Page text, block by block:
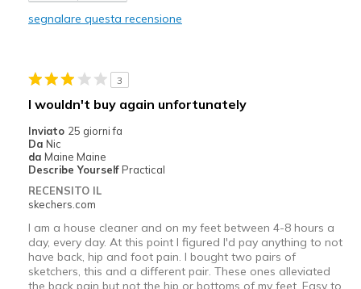
Going Out
Sizing
Feels true to size
View On Shoes
Shoes are for Wearing
segnalare questa recensione
3
I wouldn't buy again unfortunately
Inviato 25 giorni fa
Da Nic
da Maine Maine
Describe Yourself Practical
RECENSITO IL
skechers.com
I am a house cleaner and on my feet between 4-8 hours a
day, every day. At this point I figured I'd pay anything to not
have back, hip and foot pain. I bought two pairs of
sketchers, this and a different pair. These ones alleviated
the back pain but not the hip or bottoms of my feet. Easy to